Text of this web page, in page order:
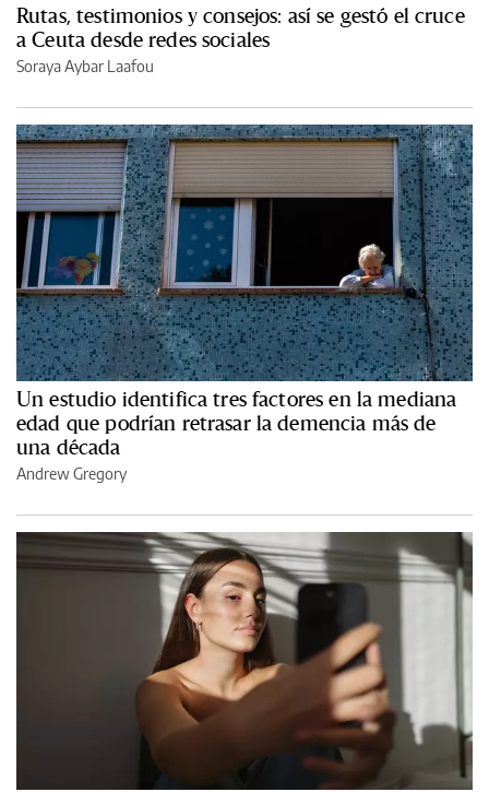
Rutas, testimonios y consejos: así se gestó el cruce
a Ceuta desde redes sociales
Soraya Aybar Laafou
Un estudio identifica tres factores en la mediana
edad que podrían retrasar la demencia más de
una década
Andrew Gregory